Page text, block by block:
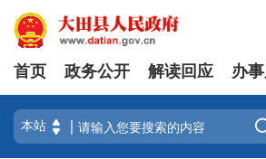
首页 政务公开 解读回应 办